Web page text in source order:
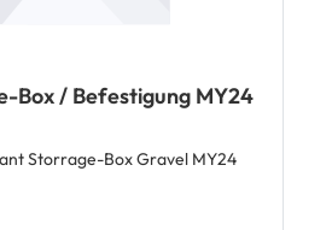
Box / Befestigung MY24
Storrage-Box Gravel MY24